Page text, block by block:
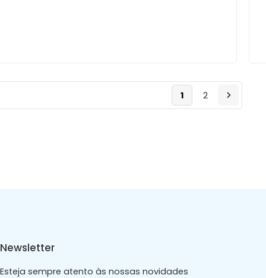
1 2
Newsletter
Esteja sempre atento às nossas novidades